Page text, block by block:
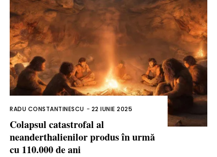
RADU CONSTANTINESCU - 22 IUNIE 2025
Colapsul catastrofal al
neanderthalienilor produs în urmă
cu 110.000 de ani